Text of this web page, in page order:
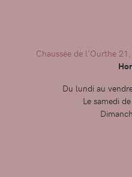
Chaussée de l'Ourthe
Du lundi au
Le samedi